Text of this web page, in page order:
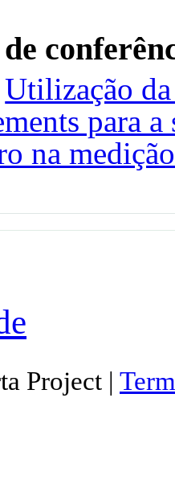
Utilização
para
na
Project |